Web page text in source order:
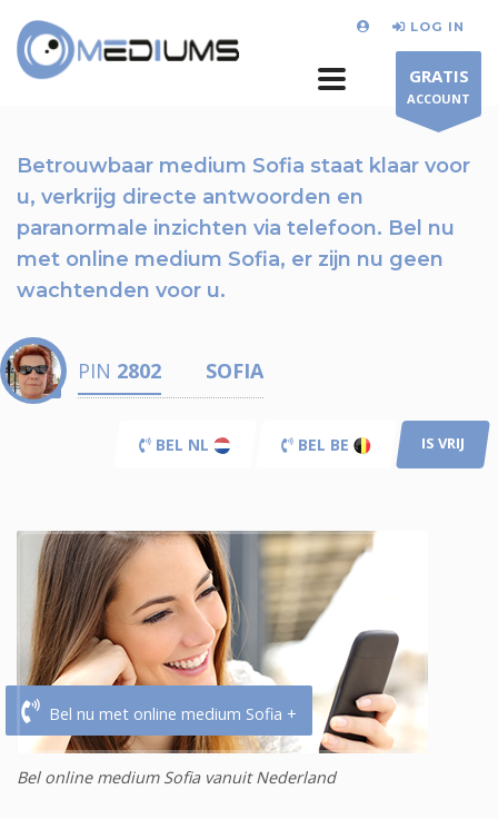
LOG IN
GRATIS
ACCOUNT
Betrouwbaar medium Sofia staat klaar voor
u, verkrijg directe antwoorden en
paranormale inzichten via telefoon. Bel nu
met online medium Sofia, er zijn nu geen
wachtenden voor u.
PIN 2802 SOFIA
BEL NL BEL BE IS VRIJ
Bel nu met online medium Sofia +
Bel online medium Sofia vanuit Nederland